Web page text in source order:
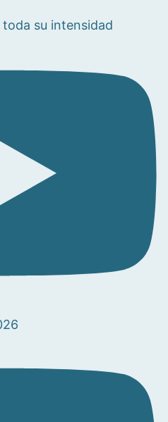
su intensidad